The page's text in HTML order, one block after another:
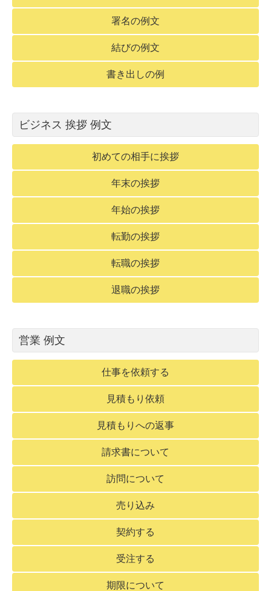
署名の例文
結びの例文
書き出しの例
ビジネス 挨拶 例文
初めての相手に挨拶
年末の挨拶
年始の挨拶
転勤の挨拶
転職の挨拶
退職の挨拶
営業 例文
仕事を依頼する
見積もり依頼
見積もりへの返事
請求書について
訪問について
売り込み
契約する
受注する
期限について